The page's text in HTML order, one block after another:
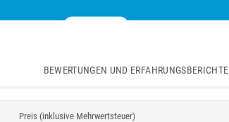
BEWERTUNGEN UND ERFAHRUNGSBERICHTE
Preis (inklusive Mehrwertsteuer)